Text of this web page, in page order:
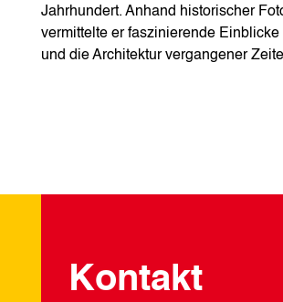
Jahrhundert. Anhand historischer
vermittelte er faszinierende Einblicke
und die Architektur vergangener
Kontakt